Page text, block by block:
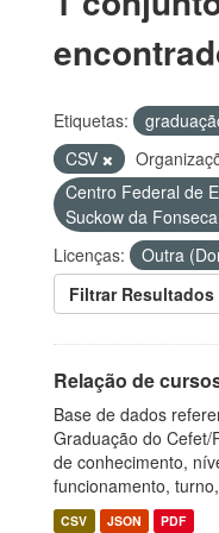
Etiquetas:
CSV
Centro Federal de
Suckow da Fonseca
Licenças:
Outra
Filtrar Resultados
Relação de
Base de dados
Graduação do
de conhecimento,
funcionamento,
CSV JSON PDF